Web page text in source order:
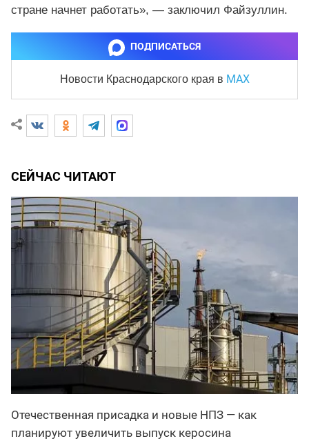
стране начнет работать», — заключил Файзуллин.
ПОДПИСАТЬСЯ
Новости Краснодарского края в MAX
СЕЙЧАС ЧИТАЮТ
Отечественная присадка и новые НПЗ — как
планируют увеличить выпуск керосина